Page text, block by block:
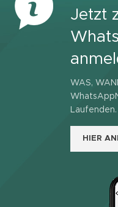
Jetzt
WAS,
Laufenden.
HIER